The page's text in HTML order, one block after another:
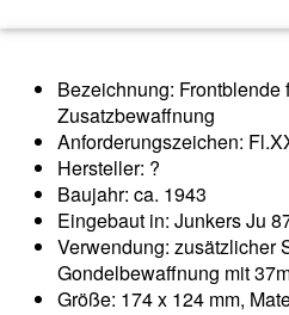
Bezeichnung:
Zusatzbewaffnung
Anforderungszeichen:
Hersteller: ?
Baujahr: ca. 1943
Eingebaut in: Junkers Ju
Verwendung: zusätzlicher
Gondelbewaffnung mit
Größe: 174 x 124 mm,